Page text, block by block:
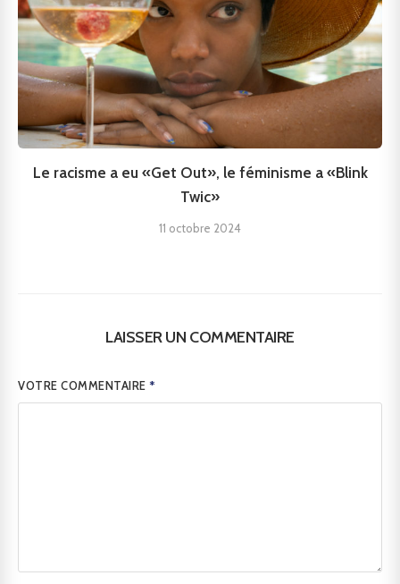
Le racisme a eu «Get Out», le féminisme a «Blink
Twic»
11 octobre 2024
LAISSER UN COMMENTAIRE
VOTRE COMMENTAIRE*